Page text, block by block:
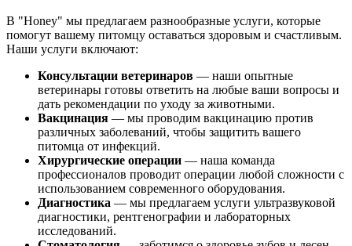
В "Honey" мы предлагаем разнообразные услуги, которые
помогут вашему питомцу оставаться здоровым и счастливым.
Наши услуги включают:
Консультации ветеринаров — наши опытные
ветеринары готовы ответить на любые ваши вопросы и
дать рекомендации по уходу за животными.
Вакцинация — мы проводим вакцинацию против
различных заболеваний, чтобы защитить вашего
питомца от инфекций.
Хирургические операции — наша команда
профессионалов проводит операции любой сложности с
использованием современного оборудования.
Диагностика — мы предлагаем услуги ультразвуковой
диагностики, рентгенографии и лабораторных
исследований.